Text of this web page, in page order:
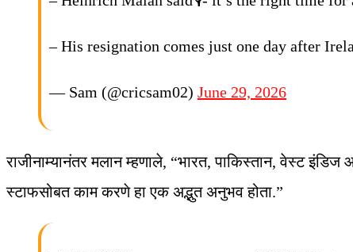
– His resignation comes just one day after
— Sam (@cricsam02) June 29, 2026
राजीनाम्यानंतर मलान म्हणाले, “भारत, पाकिस्तान, वेस्ट
स्टाफसोबत काम करणे हा एक अद्भुत अनुभव होता.”